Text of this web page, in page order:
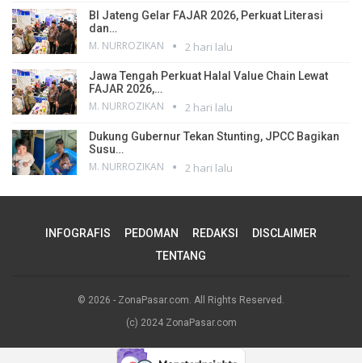
BI Jateng Gelar FAJAR 2026, Perkuat Literasi
dan…
M. NURROZIKAN 2 hari lalu
Jawa Tengah Perkuat Halal Value Chain Lewat
FAJAR 2026,…
M. NURROZIKAN 2 hari lalu
Dukung Gubernur Tekan Stunting, JPCC Bagikan
Susu…
M. NURROZIKAN 2 hari lalu
INFOGRAFIS PEDOMAN REDAKSI
DISCLAIMER
TENTANG
© 2026 - ZonaPasar.com. All Rights Reserved.
(c) 2024 ZonaPasar.com